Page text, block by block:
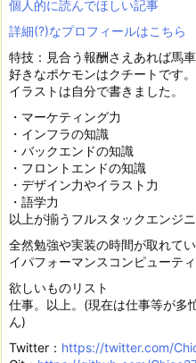
個人的に読んでほしい記事
詳細(?)なプロフィールはこちら
特技：見合う報酬さえあれば馬
好きなポケモンはクチートです。
イラストは自分で書きました。
・マーケティング力
・インフラの知識
・バックエンドの知識
・フロントエンドの知識
・デザイン力やイラスト力
・語学力
以上が揃うフルスタックエンジ
全然勉強や実装の時間が取れて
イパフォーマンスコンピューティ
欲しいものリスト
仕事。以上。(現在は仕事等が多
ん)
Twitter： https://twitter.com/